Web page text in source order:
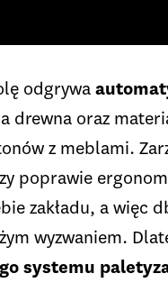
odgrywa
drewna oraz
z meblami.
poprawie
zakładu, a więc
wyzwaniem.
systemu